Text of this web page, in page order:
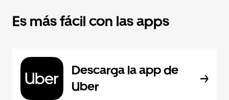
Es más fácil con las apps
Descarga la app de
Uber